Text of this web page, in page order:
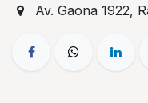
Av. Gaona 1922,